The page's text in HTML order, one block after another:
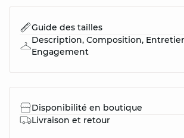
Guide des tailles
Description, Composition,
Engagement
Disponibilité en boutique
Livraison et retour